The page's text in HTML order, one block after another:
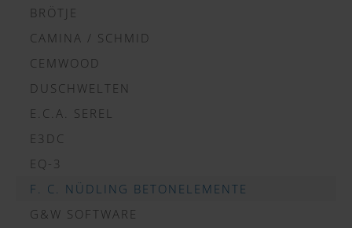
BRÖTJE
CAMINA / SCHMID
CEMWOOD
DUSCHWELTEN
E.C.A. SEREL
E3DC
EQ-3
F. C. NÜDLING BETONELEMENTE
G&W SOFTWARE